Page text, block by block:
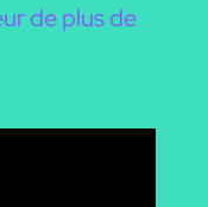
de plus de